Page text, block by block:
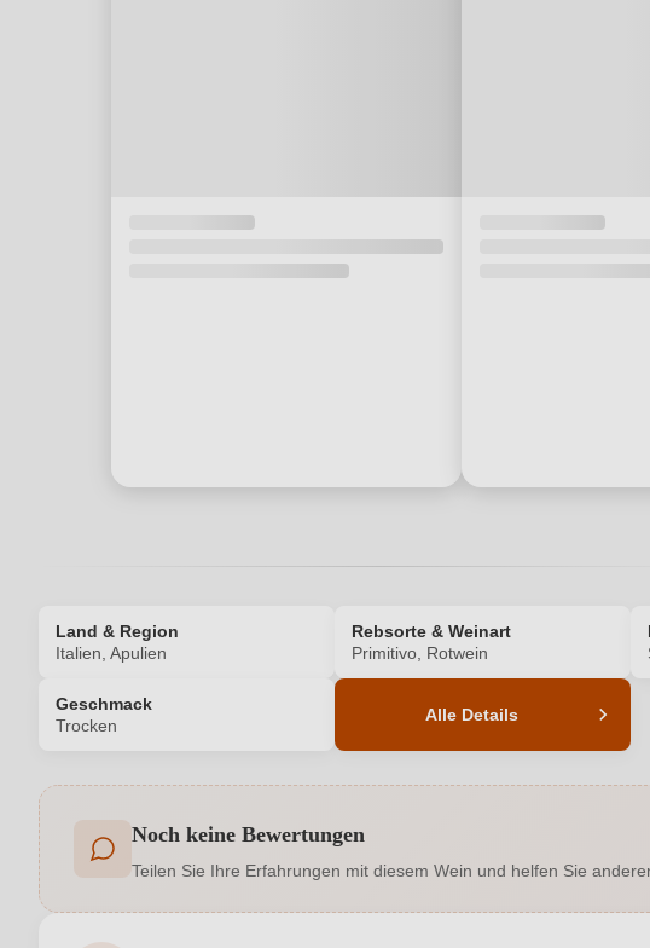
Land & Region
Italien, Apulien
Rebsorte & Weinart
Primitivo, Rotwein
Geschmack
Trocken
Alle Details
Allergene
Bio
Noch keine Bewertungen
Teilen Sie Ihre Erfahrungen mit diesem Wein und helfen Sie